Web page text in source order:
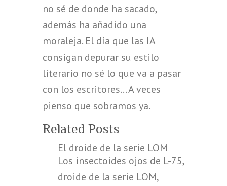
no sé de donde ha sacado,
además ha añadido una
moraleja. El día que las IA
consigan depurar su estilo
literario no sé lo que va a pasar
con los escritores… A veces
pienso que sobramos ya.
Related Posts
El droide de la serie LOM
Los insectoides ojos de L-75, un
droide de la serie LOM,